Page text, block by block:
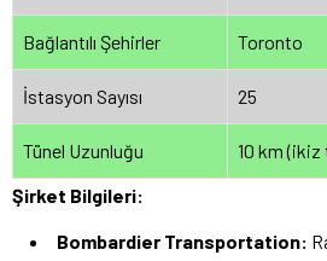
Bağlantılı Şehirler Toronto
İstasyon Sayısı 25
Tünel Uzunluğu
10 km (ikiz
Şirket Bilgileri:
Bombardier Transportation: